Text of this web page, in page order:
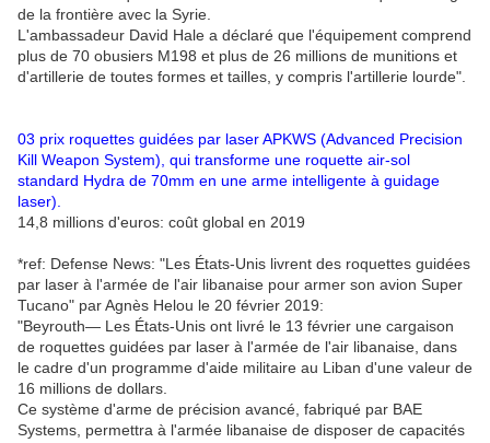
de la frontière avec la Syrie.
L'ambassadeur David Hale a déclaré que l'équipement comprend
plus de 70 obusiers M198 et plus de 26 millions de munitions et
d'artillerie de toutes formes et tailles, y compris l'artillerie lourde".
03 prix roquettes guidées par laser APKWS (Advanced Precision
Kill Weapon System), qui transforme une roquette air-sol
standard Hydra de 70mm en une arme intelligente à guidage
laser).
14,8 millions d'euros: coût global en 2019
*ref: Defense News: "Les États-Unis livrent des roquettes guidées
par laser à l'armée de l'air libanaise pour armer son avion Super
Tucano" par Agnès Helou le 20 février 2019:
"Beyrouth— Les États-Unis ont livré le 13 février une cargaison
de roquettes guidées par laser à l'armée de l'air libanaise, dans
le cadre d'un programme d'aide militaire au Liban d'une valeur de
16 millions de dollars.
Ce système d'arme de précision avancé, fabriqué par BAE
Systems, permettra à l'armée libanaise de disposer de capacités